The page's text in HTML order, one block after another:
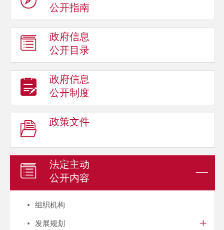
公开指南
政府信息
公开目录
政府信息
公开制度
政策文件
法定主动
公开内容
组织机构
发展规划